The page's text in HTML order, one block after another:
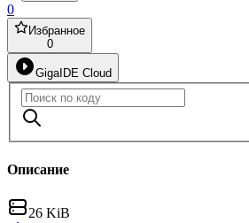
0
Избранное
0
GigaIDE Cloud
Описание
26 KiB